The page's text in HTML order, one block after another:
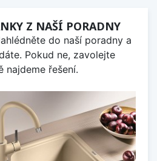
Z NAŠÍ PORADNY
do naší poradny a
Pokud ne, zavolejte
najdeme řešení.